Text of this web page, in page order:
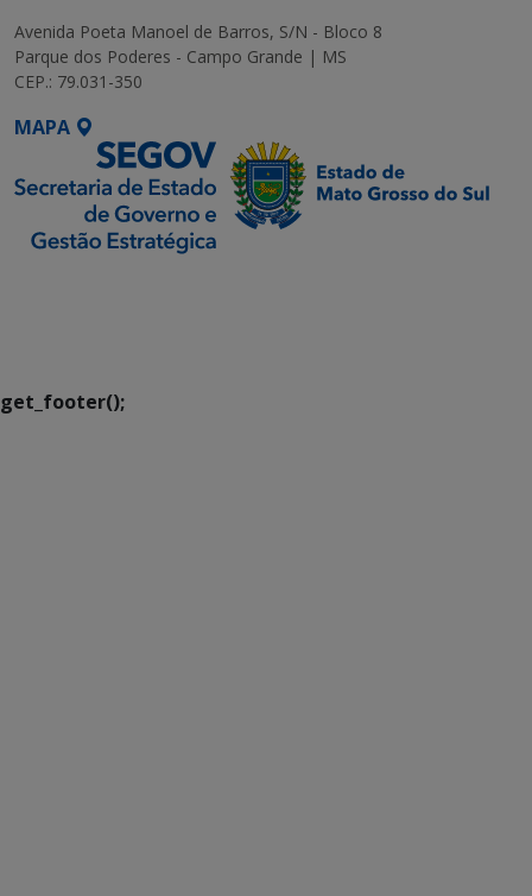
Avenida Poeta Manoel de Barros, S/N - Bloco 8
Parque dos Poderes - Campo Grande | MS
CEP.: 79.031-350
MAPA
get_footer();